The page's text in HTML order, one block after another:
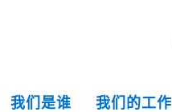
我们是谁 我们的工作